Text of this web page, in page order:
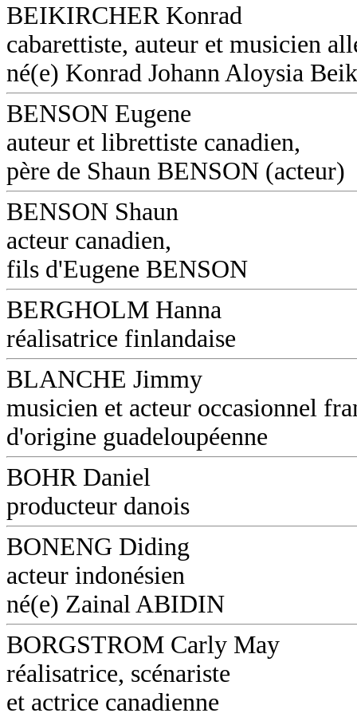
BEIKIRCHER Konrad
cabarettiste, auteur et musicien
né(e) Konrad Johann Aloysia
BENSON Eugene
auteur et librettiste canadien,
père de Shaun BENSON (acteur)
BENSON Shaun
acteur canadien,
fils d'Eugene BENSON
BERGHOLM Hanna
réalisatrice finlandaise
BLANCHE Jimmy
musicien et acteur occasionnel
d'origine guadeloupéenne
BOHR Daniel
producteur danois
BONENG Diding
acteur indonésien
né(e) Zainal ABIDIN
BORGSTROM Carly May
réalisatrice, scénariste
et actrice canadienne